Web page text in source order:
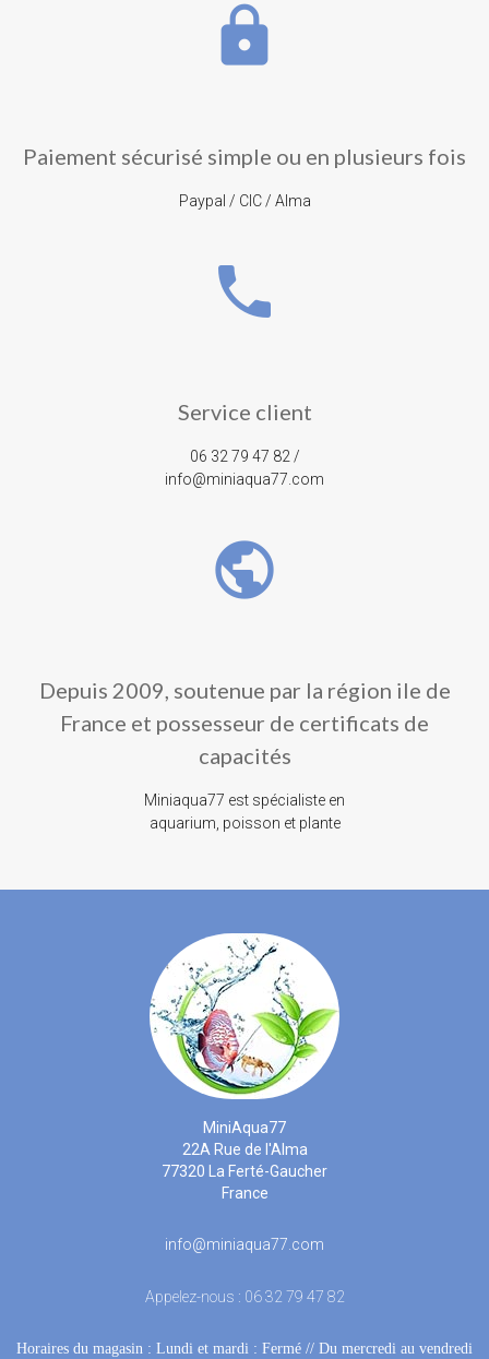
lock
Paiement sécurisé simple ou en plusieurs fois
Paypal / CIC / Alma
phone
Service client
06 32 79 47 82 /
info@miniaqua77.com
public
Depuis 2009, soutenue par la région ile de
France et possesseur de certificats de
capacités
Miniaqua77 est spécialiste en
aquarium, poisson et plante
MiniAqua77
22A Rue de l'Alma
77320 La Ferté-Gaucher
France
info@miniaqua77.com
Appelez-nous : 06 32 79 47 82
Horaires du magasin : Lundi et mardi : Fermé // Du mercredi au vendredi